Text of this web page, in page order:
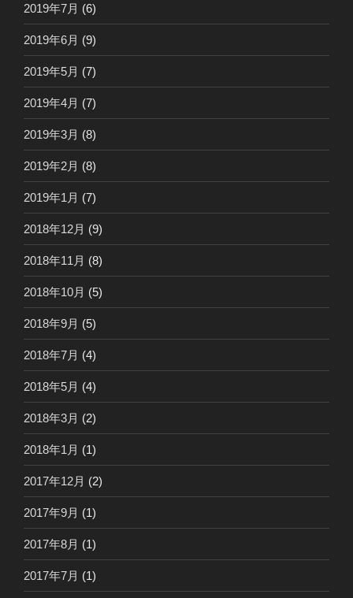
2019年7月 (6)
2019年6月 (9)
2019年5月 (7)
2019年4月 (7)
2019年3月 (8)
2019年2月 (8)
2019年1月 (7)
2018年12月 (9)
2018年11月 (8)
2018年10月 (5)
2018年9月 (5)
2018年7月 (4)
2018年5月 (4)
2018年3月 (2)
2018年1月 (1)
2017年12月 (2)
2017年9月 (1)
2017年8月 (1)
2017年7月 (1)